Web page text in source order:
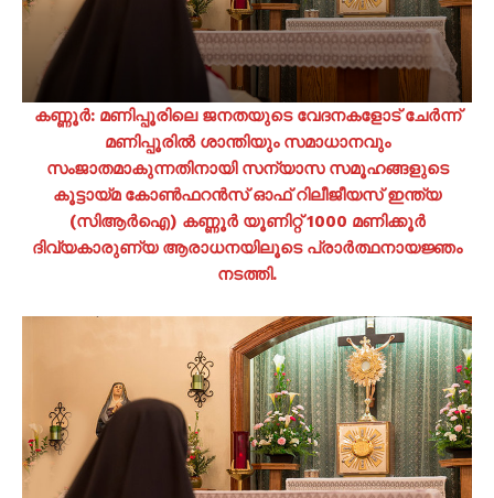
കണ്ണൂർ: മണിപ്പൂരിലെ ജനതയുടെ വേദനകളോട് ചേർന്ന്
മണിപ്പൂരിൽ ശാന്തിയും സമാധാനവും
സംജാതമാകുന്നതിനായി സന്യാസ സമൂഹങ്ങളുടെ
കൂട്ടായ്മ കോണ്‍ഫറന്‍സ് ഓഫ് റിലീജീയസ് ഇന്ത്യ
(സി‌ആര്‍‌ഐ) കണ്ണൂർ യൂണിറ്റ് 1000 മണിക്കൂർ
ദിവ്യകാരുണ്യ ആരാധനയിലൂടെ പ്രാർത്ഥനായജ്ഞം
നടത്തി.